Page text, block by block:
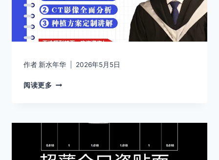
作者 新水年华 2026年5月5日
阅读更多